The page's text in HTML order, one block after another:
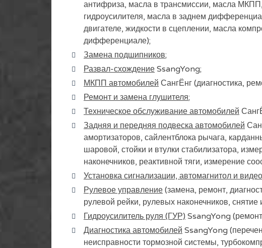
антифриза, масла в трансмиссии, масла МКПП,
гидроусилителя, масла в заднем
двигателе, жидкости в сцеплении, масла
дифференциале);
Замена подшипников;
Развал-схождение SsangYong;
МКПП автомобилей СангЁнг (диагностика,
Ремонт и замена глушителя;
Техническое обслуживание автомобилей
Задняя и передняя подвеска автомобилей
амортизаторов, сайлентблока рычага,
шаровой, стойки и втулки стабилизатора,
наконечников, реактивной тяги, измерение
Установка сигнализации, автомагнитол и видео
Рулевое управление (замена, ремонт,
рулевой рейки, рулевых наконечников,
Гидроусилитель руля (ГУР) SsangYong
Диагностика автомобилей SsangYong
неисправности тормозной системы,